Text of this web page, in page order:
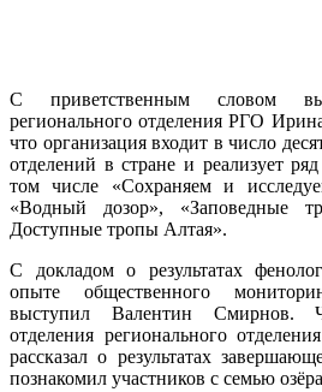
С приветственным словом
регионального отделения РГО
что организация входит в число
отделений в стране и реализует
том числе «Сохраняем и
«Водный дозор», «Заповедные
Доступные тропы Алтая».
С докладом о результатах
опыте общественного
выступил Валентин Смирнов.
отделения регионального
рассказал о результатах
познакомил участников с семью